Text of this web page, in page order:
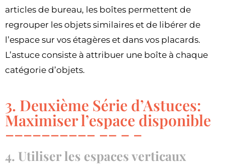
articles de bureau, les boîtes permettent de
regrouper les objets similaires et de libérer de
l’espace sur vos étagères et dans vos placards.
L’astuce consiste à attribuer une boîte à chaque
catégorie d’objets.
3. Deuxième Série d’Astuces:
Maximiser l’espace disponible
4. Utiliser les espaces verticaux